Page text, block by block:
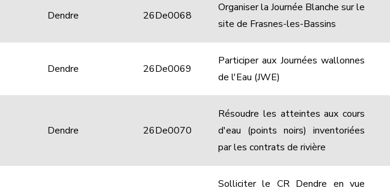
Dendre 26De0068
Organiser la Journée Blanche sur le
site de Frasnes-les-Bassins
Dendre 26De0069
Participer aux Journées wallonnes
de l'Eau (JWE)
Dendre 26De0070
Résoudre les atteintes aux cours
d'eau (points noirs) inventoriées
par les contrats de rivière
Solliciter le CR Dendre en vue